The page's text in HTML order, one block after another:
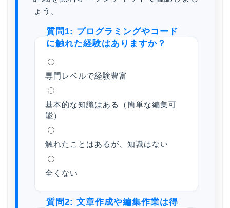
ょう。
質問1: プログラミングやコード
に触れた経験はありますか？
専門レベルで経験豊富
基本的な知識はある（簡単な編集可
能）
触れたことはあるが、知識はない
全くない
質問2: 文章作成や編集作業は得